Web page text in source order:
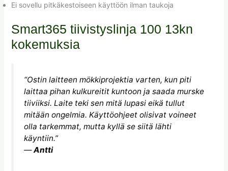
Ei sovellu pitkäkestoiseen käyttöön ilman taukoja
Smart365 tiivistyslinja 100 13kn
kokemuksia
“Ostin laitteen mökkiprojektia varten, kun piti
laittaa pihan kulkureitit kuntoon ja saada murske
tiiviiksi. Laite teki sen mitä lupasi eikä tullut
mitään ongelmia. Käyttöohjeet olisivat voineet
olla tarkemmat, mutta kyllä se siitä lähti
käyntiin.”
—Antti